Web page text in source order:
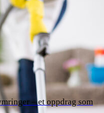
– et oppdrag som